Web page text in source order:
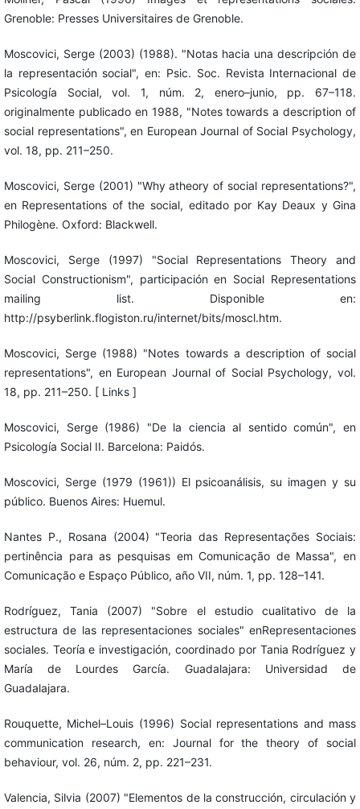
Grenoble: Presses Universitaires de Grenoble.
Moscovici, Serge (2003) (1988). "Notas hacia una descripción de
la representación social", en: Psic. Soc. Revista Internacional de
Psicología Social, vol. 1, núm. 2, enero–junio, pp. 67–118.
originalmente publicado en 1988, "Notes towards a description of
social representations", en European Journal of Social Psychology,
vol. 18, pp. 211–250.
Moscovici, Serge (2001) "Why atheory of social representations?",
en Representations of the social, editado por Kay Deaux y Gina
Philogène. Oxford: Blackwell.
Moscovici, Serge (1997) "Social Representations Theory and
Social Constructionism", participación en Social Representations
mailing list. Disponible en:
http://psyberlink.flogiston.ru/internet/bits/moscl.htm.
Moscovici, Serge (1988) "Notes towards a description of social
representations", en European Journal of Social Psychology, vol.
18, pp. 211–250. [ Links ]
Moscovici, Serge (1986) "De la ciencia al sentido común", en
Psicología Social II. Barcelona: Paidós.
Moscovici, Serge (1979 (1961)) El psicoanálisis, su imagen y su
público. Buenos Aires: Huemul.
Nantes P., Rosana (2004) "Teoria das Representações Sociais:
pertinência para as pesquisas em Comunicação de Massa", en
Comunicação e Espaço Público, año VII, núm. 1, pp. 128–141.
Rodríguez, Tania (2007) "Sobre el estudio cualitativo de la
estructura de las representaciones sociales" enRepresentaciones
sociales. Teoría e investigación, coordinado por Tania Rodríguez y
María de Lourdes García. Guadalajara: Universidad de
Guadalajara.
Rouquette, Michel–Louis (1996) Social representations and mass
communication research, en: Journal for the theory of social
behaviour, vol. 26, núm. 2, pp. 221–231.
Valencia, Silvia (2007) "Elementos de la construcción, circulación y